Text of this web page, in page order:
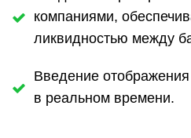
компаниями,
ликвидностью между
Введение
в реальном времени.